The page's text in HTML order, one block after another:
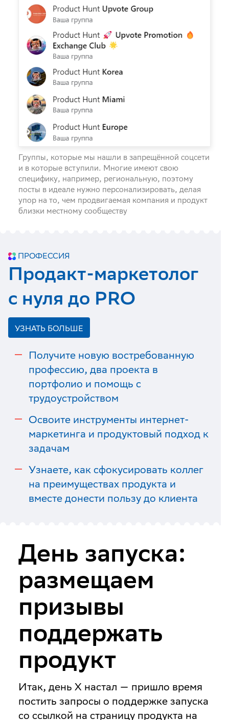
Группы, которые мы нашли в запрещённой соцсети
и в которые вступили. Многие имеют свою
специфику, например, региональную, поэтому
посты в идеале нужно персонализировать, делая
упор на то, чем продвигаемая компания и продукт
близки местному сообществу
ПРОФЕССИЯ
Продакт-маркетолог
с нуля до PRO
УЗНАТЬ БОЛЬШЕ
Получите новую востребованную
профессию, два проекта в
портфолио и помощь с
трудоустройством
Освоите инструменты интернет-
маркетинга и продуктовый подход к
задачам
Узнаете, как сфокусировать коллег
на преимуществах продукта и
вместе донести пользу до клиента
День запуска:
размещаем
призывы
поддержать
продукт
Итак, день Х настал — пришло время
постить запросы о поддержке запуска
со ссылкой на страницу продукта на